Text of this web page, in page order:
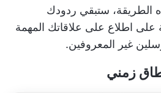
الطريقة، ستبقي ردودك
على اطلاع على علاقاتك المهمة
غير المعروفين.